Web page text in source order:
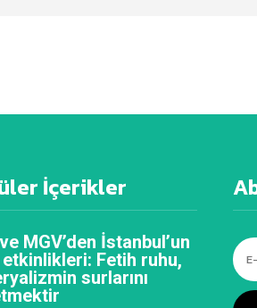
İçerikler
MGV’den İstanbul’un
Fetih ruhu,
surlarını